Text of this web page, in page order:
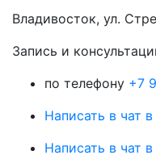
Владивосток, ул.
3апись и
по телефону +7
Написать в чат
Написать в чат